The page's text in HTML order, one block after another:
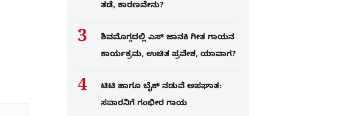
ತಡೆ, ಕಾರಣವೇನು?
ಶಿವಮೊಗ್ಗದಲ್ಲಿ ಎಸ್​ ಜಾನಕಿ ಗೀತ ಗಾಯನ
ಕಾರ್ಯಕ್ರಮ, ಉಚಿತ ಪ್ರವೇಶ, ಯಾವಾಗ?
ಟಿಟಿ ಹಾಗೂ ಬೈಕ್ ನಡುವೆ ಅಪಘಾತ:
ಸವಾರನಿಗೆ ಗಂಭೀರ ಗಾಯ